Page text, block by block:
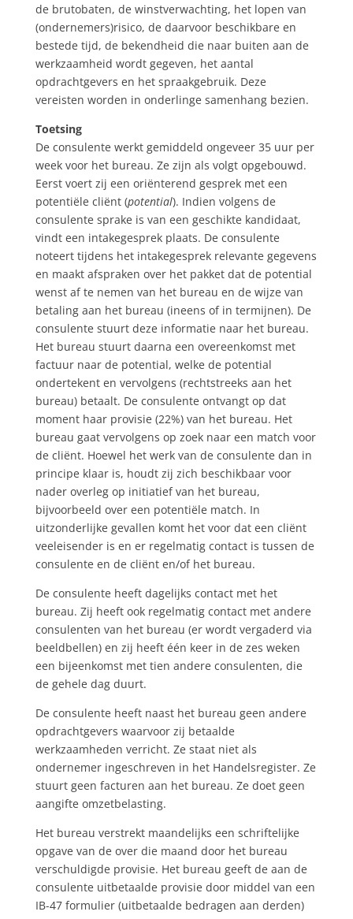
de brutobaten, de winstverwachting, het lopen van
(ondernemers)risico, de daarvoor beschikbare en
bestede tijd, de bekendheid die naar buiten aan de
werkzaamheid wordt gegeven, het aantal
opdrachtgevers en het spraakgebruik. Deze
vereisten worden in onderlinge samenhang bezien.
Toetsing
De consulente werkt gemiddeld ongeveer 35 uur per
week voor het bureau. Ze zijn als volgt opgebouwd.
Eerst voert zij een oriënterend gesprek met een
potentiële cliënt (potential). Indien volgens de
consulente sprake is van een geschikte kandidaat,
vindt een intakegesprek plaats. De consulente
noteert tijdens het intakegesprek relevante gegevens
en maakt afspraken over het pakket dat de potential
wenst af te nemen van het bureau en de wijze van
betaling aan het bureau (ineens of in termijnen). De
consulente stuurt deze informatie naar het bureau.
Het bureau stuurt daarna een overeenkomst met
factuur naar de potential, welke de potential
ondertekent en vervolgens (rechtstreeks aan het
bureau) betaalt. De consulente ontvangt op dat
moment haar provisie (22%) van het bureau. Het
bureau gaat vervolgens op zoek naar een match voor
de cliënt. Hoewel het werk van de consulente dan in
principe klaar is, houdt zij zich beschikbaar voor
nader overleg op initiatief van het bureau,
bijvoorbeeld over een potentiële match. In
uitzonderlijke gevallen komt het voor dat een cliënt
veeleisender is en er regelmatig contact is tussen de
consulente en de cliënt en/of het bureau.
De consulente heeft dagelijks contact met het
bureau. Zij heeft ook regelmatig contact met andere
consulenten van het bureau (er wordt vergaderd via
beeldbellen) en zij heeft één keer in de zes weken
een bijeenkomst met tien andere consulenten, die
de gehele dag duurt.
De consulente heeft naast het bureau geen andere
opdrachtgevers waarvoor zij betaalde
werkzaamheden verricht. Ze staat niet als
ondernemer ingeschreven in het Handelsregister. Ze
stuurt geen facturen aan het bureau. Ze doet geen
aangifte omzetbelasting.
Het bureau verstrekt maandelijks een schriftelijke
opgave van de over die maand door het bureau
verschuldigde provisie. Het bureau geeft de aan de
consulente uitbetaalde provisie door middel van een
IB-47 formulier (uitbetaalde bedragen aan derden)